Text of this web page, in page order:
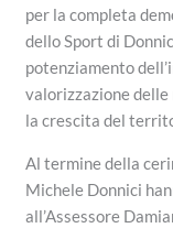
per la completa
dello Sport di
potenziamento
valorizzazione
la crescita del
Al termine della
Michele Donnici
all’Assessore